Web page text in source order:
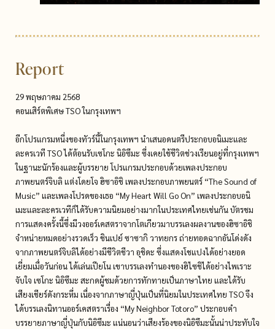
Report
29 พฤษภาคม 2568
คอนเสิร์ตพิเศษ TSO ในกรุงเทพฯ
อีกโปรแกรมหนึ่งของทัวร์นี้ในกรุงเทพฯ นำเสนอดนตรีประกอบอนิเมะและ
ละครเวที TSO ได้ต้อนรับเซโกะ นิอิซึมะ ซึ่งเคยใช้ชีวิตช่วงเรียนอยู่ที่กรุงเทพฯ
ในฐานะนักร้องและผู้บรรยาย โปรแกรมประกอบด้วยเพลงประกอบ
ภาพยนตร์จิบลิ แต่งโดยโจ ฮิซาอิชิ เพลงประกอบภาพยนตร์ “The Sound of
Music” และเพลงโปรดของเธอ “My Heart Will Go On” เพลงประกอบอนิ
เมะและละครเวทีก็ได้รับความนิยมอย่างมากในประเทศไทยเช่นกัน บัตรชม
การแสดงครั้งนี้ซึ่งมีวงออร์เคสตราจากโตเกียวมาบรรเลงผลงานของฮิซาอิชิ
จำหน่ายหมดอย่างรวดเร็ว ชินเปย์ ซาซากิ วาทยกร ถ่ายทอดฉากอันโด่งดัง
จากภาพยนตร์จิบลิได้อย่างมีชีวิตชีวา อุชิดะ ซึ่งแสดงโชแปงได้อย่างยอด
เยี่ยมเมื่อวันก่อน ได้เล่นเปียโน เขาบรรเลงทำนองของฮิไซชิได้อย่างไพเราะ
จับใจ เซโกะ นิอิซึมะ สะกดผู้ชมด้วยการทักทายเป็นภาษาไทย และได้รับ
เสียงเชียร์ดังกระหึ่ม เนื่องจากภาษาญี่ปุ่นเป็นที่นิยมในประเทศไทย TSO จึง
ได้บรรเลงนิทานออร์เคสตราเรื่อง “My Neighbor Totoro” ประกอบคำ
บรรยายภาษาญี่ปุ่นกับนิอิซึมะ แน่นอนว่าเสียงร้องของนิอิซึมะนั้นน่าประทับใจ